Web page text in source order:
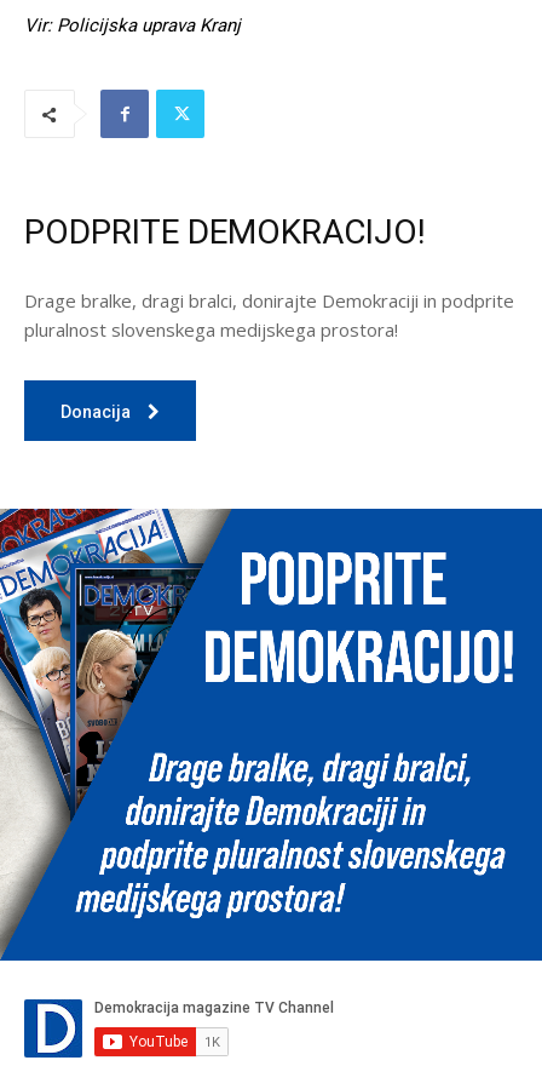
Vir: Policijska uprava Kranj
PODPRITE DEMOKRACIJO!
Drage bralke, dragi bralci, donirajte Demokraciji in podprite
pluralnost slovenskega medijskega prostora!
Donacija